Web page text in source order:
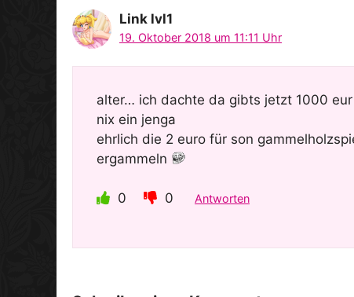
Link lvl1
19. Oktober 2018 um 11:11 Uhr
alter… ich dachte da gibts jetzt 1000
nix ein jenga
ehrlich die 2 euro für son
ergammeln
0 0 Antworten